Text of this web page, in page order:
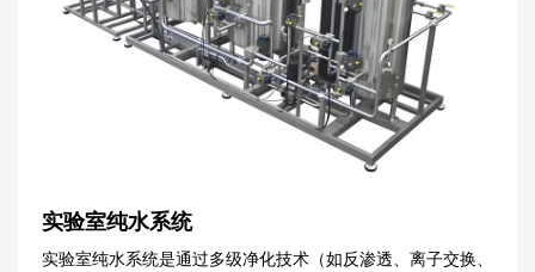
实验室纯水系统
实验室纯水系统是通过多级净化技术（如反渗透、离子交换、